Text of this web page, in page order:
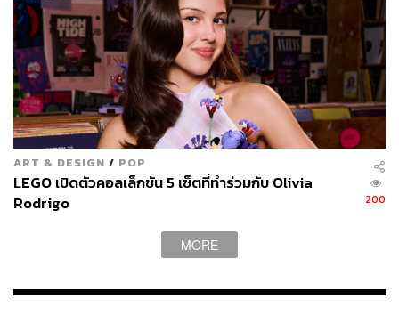
TAGS: Lego ของเล่น ความบันเทิง
ART & DESIGN / POP
LEGO เปิดตัวคอลเล็กชัน 5 เซ็ตที่ทำร่วมกับ Olivia
Rodrigo
200
MORE